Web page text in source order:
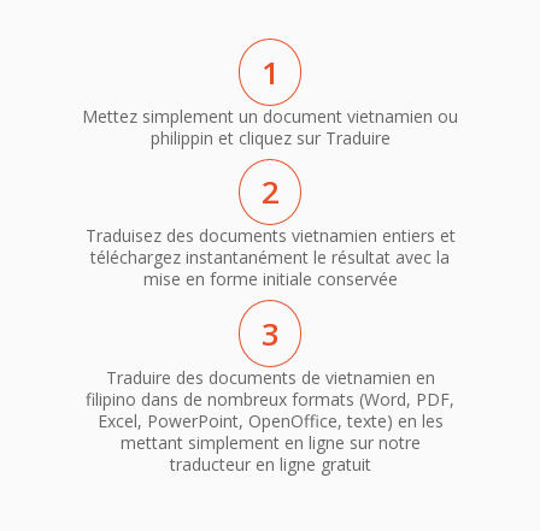
1
Mettez simplement un document vietnamien ou
philippin et cliquez sur Traduire
2
Traduisez des documents vietnamien entiers et
téléchargez instantanément le résultat avec la
mise en forme initiale conservée
3
Traduire des documents de vietnamien en
filipino dans de nombreux formats (Word, PDF,
Excel, PowerPoint, OpenOffice, texte) en les
mettant simplement en ligne sur notre
traducteur en ligne gratuit